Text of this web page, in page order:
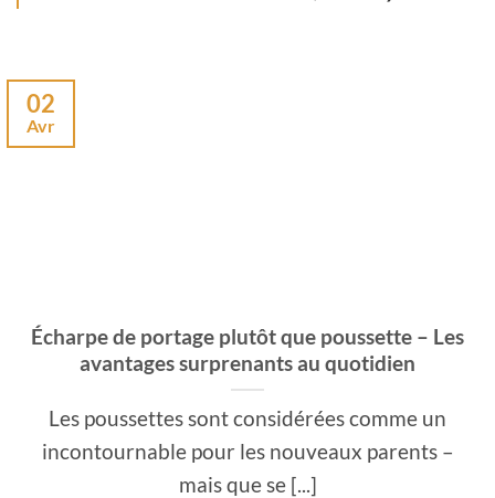
Écharpe de portage plutôt que poussette – Les
avantages surprenants au quotidien
Les poussettes sont considérées comme un
incontournable pour les nouveaux parents –
mais que se [...]
02
Avr